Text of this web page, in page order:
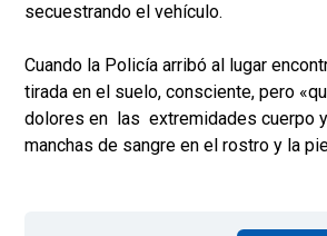
secuestrando el vehículo.
Cuando la Policía arribó al lugar
tirada en el suelo, consciente, pero
dolores en las extremidades cuerpo
manchas de sangre en el rostro y la